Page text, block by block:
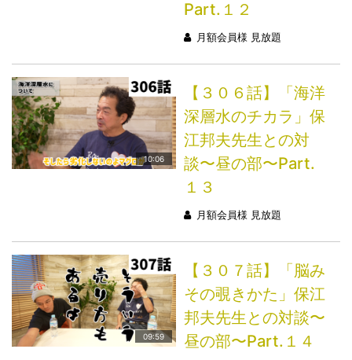
Part.１２
月額会員様 見放題
10:06
【３０６話】「海洋
深層水のチカラ」保
江邦夫先生との対
談〜昼の部〜Part.
１３
月額会員様 見放題
09:59
【３０７話】「脳み
その覗きかた」保江
邦夫先生との対談〜
昼の部〜Part.１４